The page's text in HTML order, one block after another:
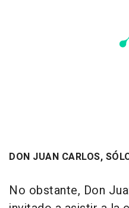
DON JUAN CARLOS,
No obstante, Don